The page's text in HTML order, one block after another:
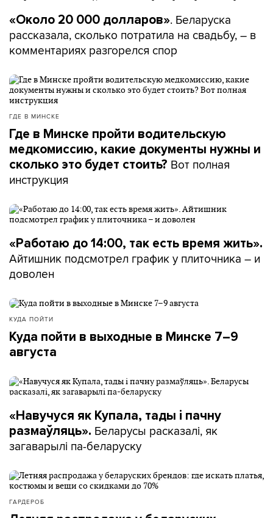
«Около 20 000 долларов». Беларуска
рассказала, сколько потратила на свадьбу, – в
комментариях разгорелся спор
ГДЕ В МИНСКЕ
Где в Минске пройти водительскую
медкомиссию, какие документы нужны и
сколько это будет стоить? Вот полная
инструкция
«Работаю до 14:00, так есть время жить».
Айтишник подсмотрел график у плиточника – и
доволен
КУДА ПОЙТИ
Куда пойти в выходные в Минске 7–9
августа
«Навучуся як Купала, тады і пачну
размаўляць». Беларусы расказалі, як
загаварылі па-беларуску
ГАРДЕРОБ